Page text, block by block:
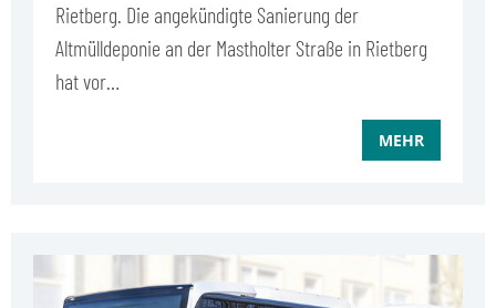
Rietberg. Die angekündigte Sanierung der
Altmülldeponie an der Mastholter Straße in Rietberg
hat vor…
MEHR